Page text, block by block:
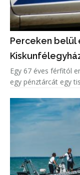
Perceken
Egy 67 éves férfitól
egy pénztárcát egy